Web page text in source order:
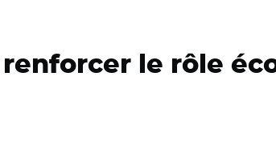
renforcer le rôle